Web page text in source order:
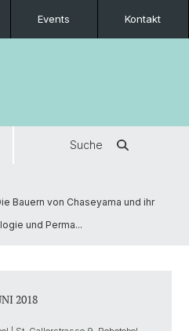
Events Kontakt
Suche
Bauern von Chaseyama und ihr
und Perma...
2018